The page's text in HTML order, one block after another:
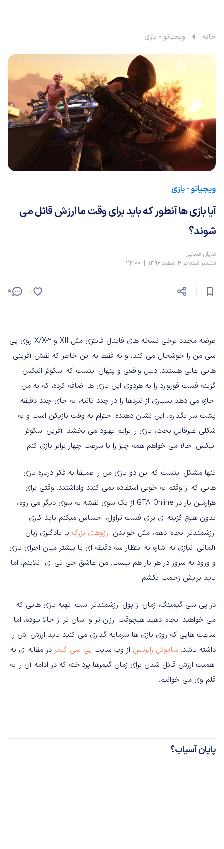
خانه ویجیاتو - بازی
ویجیاتو - بازی
آیا بازی ها آنطور که باید برای وقت ما ارزش قائل می
شوند؟
شایان ضیایی
منتشر شده در 4 اسفند 1396 | 23:00
5 0
عرضه مجدد برخی نسخه های فاینال فانتزی مثل XII و X/X-2 روی پی
سی من را خوشحال می کند، و نه فقط به این خاطر که نقش آفرینی
هایی عالی هستند. دلیل واقعی و پنهان اینست که اسکوئر انیکس
گزینه فست فوروارد را به هردوی این بازی ها اضافه کرده، که به من
اجازه می دهد بسیاری از نبردها را در چند ثانیه، به جای چند دقیقه
پشت سر بگذارم. این نشان دهنده احترام به وقت بازیکن است و به
شکلی غیرقابل بحث، بازی را برایم بهبود می بخشد. آفرین اسکوئر
انیکس. حالا می خواهم همه چیز را با سرعت چهار برابر بازی کنم.
تنها مشکل اینست که این دو بازی من را عمیقاً به فکر درباره بازی
هایی که از وقتم به خوبی استفاده نمی کنند واداشتند. وقتی برای
هزارمین بار در GTA Online از یک سوی نقشه به سوی دیگر می روم،
بدون هیچ گزینه ای برای فست تراول، احساس میکنم باید کاری
ارزشمندتر انجام دهم، مثل خواندن آرزوهای بزرگ یا یادگیری زبان
آلمانی. نیازی به اشاره به انتظار سه دقیقه ای یا بیشتر میان اجرای بازی
و ورود به سرور در هر بار هم نیست. من عاشق جی تی ای آنلاینم، اما
باید برایش زحمت بکشم.
در پی سی گیمینگ، زمان از پول ارزشمندتر است. تهیه بازی هایی که
می خواهید انجام دهید هیچوقت ارزان تر و آسان تر از حالا نبوده، اما
ساعت هایی که روی بازی ها سرمایه گذاری می کنید باید ارزش اش را
داشته باشد. ساموئل رابرتس از وب سایت پی سی گیمر در مقاله ای به
اهمیت ارزش قائل شدن برای زمان گیمرها پرداخته که در ادامه آن را به
قلم وی می خوانیم.
پایان آسیاب؟